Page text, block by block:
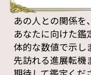
あの人との関係
あなたに向けた鑑
体的な数値で示し
先訪れる進展転機